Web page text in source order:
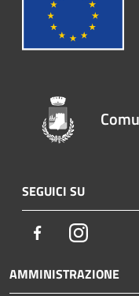
SEGUICI SU
FacebookInstagram
AMMINISTRAZIONE